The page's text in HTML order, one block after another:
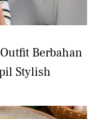
Berbahan
Stylish